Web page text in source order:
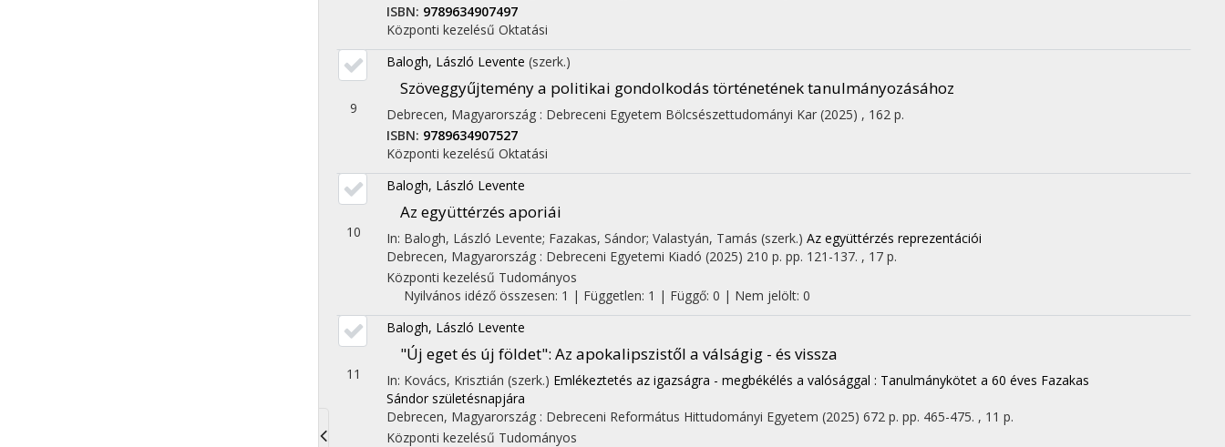
ISBN: 9789634907497
Központi kezelésű Oktatási
9
Balogh, László Levente (szerk.)
Szöveggyűjtemény a politikai gondolkodás történetének tanulmányozásához
Debrecen, Magyarország : Debreceni Egyetem Bölcsészettudományi Kar (2025) , 162 p.
ISBN: 9789634907527
Központi kezelésű Oktatási
10
Balogh, László Levente
Az együttérzés aporiái
In: Balogh, László Levente; Fazakas, Sándor; Valastyán, Tamás (szerk.) Az együttérzés reprezentációi
Debrecen, Magyarország : Debreceni Egyetemi Kiadó (2025) 210 p. pp. 121-137. , 17 p.
Központi kezelésű Tudományos
Nyilvános idéző összesen: 1 | Független: 1 | Függő: 0 | Nem jelölt: 0
11
Balogh, László Levente
"Új eget és új földet": Az apokalipszistől a válságig - és vissza
In: Kovács, Krisztián (szerk.) Emlékeztetés az igazságra - megbékélés a valósággal : Tanulmánykötet a 60 éves Fazakas
Sándor születésnapjára
Debrecen, Magyarország : Debreceni Református Hittudományi Egyetem (2025) 672 p. pp. 465-475. , 11 p.
Központi kezelésű Tudományos